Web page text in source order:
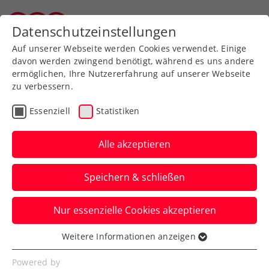
Kids & Jugend
Behrmann 2024 erstmals
ÖTV-Nachwuchsspieler
des Jahres
Bei den Mädchen wird das U14-Team mit
Anna Pircher, Lea Haider-Maurer und
Kara Fronek geehrt.
Verfasst von: Manuel Wachta, 22.10.2024
Datenschutzeinstellungen
Auf unserer Webseite werden Cookies verwendet. Einige
davon werden zwingend benötigt, während es uns andere
ermöglichen, Ihre Nutzererfahrung auf unserer Webseite
zu verbessern.
Essenziell Statistiken
Alle akzeptieren
Speichern & schließen
Nur essenzielle Cookies akzeptieren
Essenziell
Essenzielle Cookies werden für grundlegende
Weitere Informationen anzeigen
Powered by